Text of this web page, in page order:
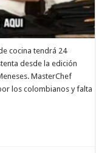
cocina tendrá 24
desde la edición
MasterChef
los colombianos y falta